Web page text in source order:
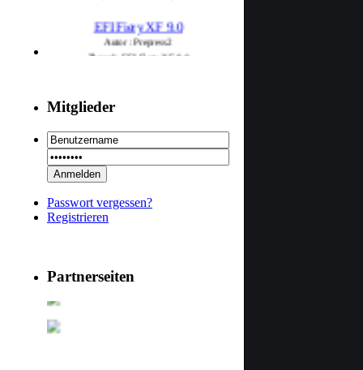
Autor : Prepress2
Thread : EFI Fiery XF 9.0
Autor : Prepress2
(29.7.26 - 20:58 Uhr)
29 RSoft v2025
Autor : Prepress2
Thread : 29 RSoft v2025
(17.7.26 - 13:32 Uhr)
Thread : 09 PSDEdit v4.1
Mitglieder
Passwort vergessen?
Registrieren
Partnerseiten